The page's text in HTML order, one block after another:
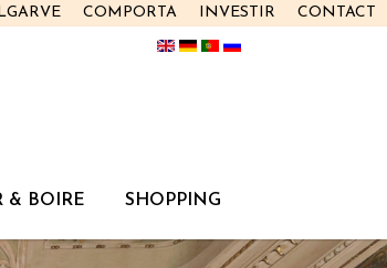
CONTACT
INVESTIR
COMPORTA
& BOIRE SHOPPING